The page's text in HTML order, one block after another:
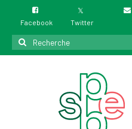
Facebook Twitter
Rechercher
: